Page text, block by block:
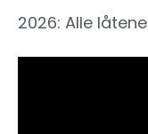
2026: Alle låtene